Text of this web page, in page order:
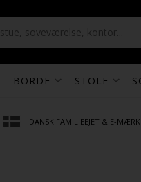
BORDE STOLE
DANSK FAMILIEEJET & E-